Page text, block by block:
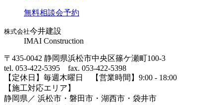
無料相談会予約
株式会社今井建設
IMAI Construction
〒435-0042 静岡県浜松市中央区篠ケ瀬町100-3
tel. 053-422-5395 fax. 053-422-5398
【定休⽇】毎週⽊曜⽇ 【営業時間】9:00 - 18:00
【施⼯対応エリア】
静岡県／ 浜松市・磐⽥市・湖⻄市・袋井市